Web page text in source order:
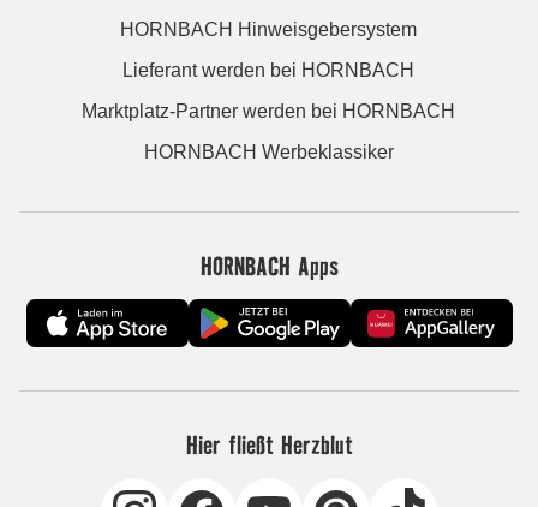
HORNBACH Hinweisgebersystem
Lieferant werden bei HORNBACH
Marktplatz-Partner werden bei HORNBACH
HORNBACH Werbeklassiker
HORNBACH Apps
Hier fließt Herzblut